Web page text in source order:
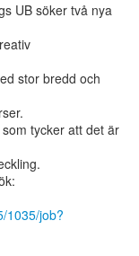
UB söker två nya
stor bredd och
tycker att det är
1035/job?